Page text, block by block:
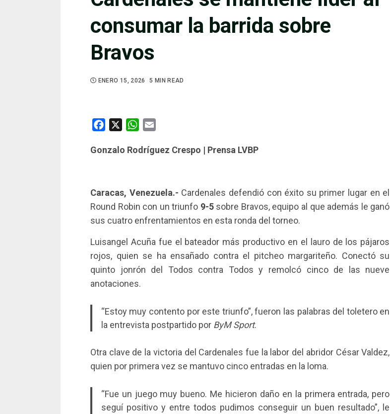
consumar la barrida sobre
Bravos
ENERO 15, 2026 5 MIN READ
Facebook WhatsApp
Gonzalo Rodríguez Crespo | Prensa LVBP
Caracas, Venezuela.- Cardenales defendió con éxito su primer lugar en el
Round Robin con un triunfo 9-5sobre Bravos, equipo al que además le ganó
sus cuatro enfrentamientos en esta ronda del torneo.
Luisangel Acuña fue el bateador más productivo en el lauro de los pájaros
rojos, quien se ha ensañado contra el pitcheo margariteño. Conectó su
quinto jonrón del Todos contra Todos y remolcó cinco de las nueve
anotaciones.
“Estoy muy contento por este triunfo”, fueron las palabras del toletero en
la entrevista postpartido por ByM Sport.
Otra clave de la victoria del Cardenales fue la labor del abridor César Valdez,
quien por primera vez se mantuvo cinco entradas en la loma.
“Fue un juego muy bueno. Me hicieron daño en la primera entrada, pero
seguí positivo y entre todos pudimos conseguir un buen resultado”, le